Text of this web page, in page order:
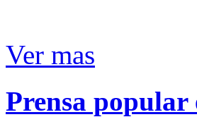
Ver mas
Prensa popular